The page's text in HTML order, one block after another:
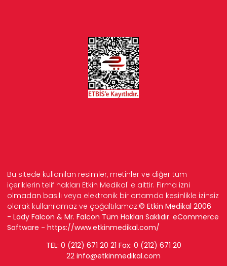
Bu sitede kullanılan resimler, metinler ve diğer tüm
içeriklerin telif hakları Etkin Medikal' e aittir. Firma izni
olmadan basılı veya elektronik bir ortamda kesinlikle izinsiz
olarak kullanılamaz ve çoğaltılamaz.© Etkin Medikal 2006
- Lady Falcon & Mr. Falcon Tüm Hakları Saklıdır. eCommerce
Software - https://www.etkinmedikal.com/
TEL: 0 (212) 671 20 21 Fax: 0 (212) 671 20
22 info@etkinmedikal.com